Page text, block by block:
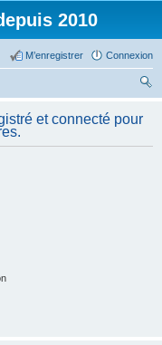
2010
Connexion
M’enregistrer
her
ch
et connecté pour